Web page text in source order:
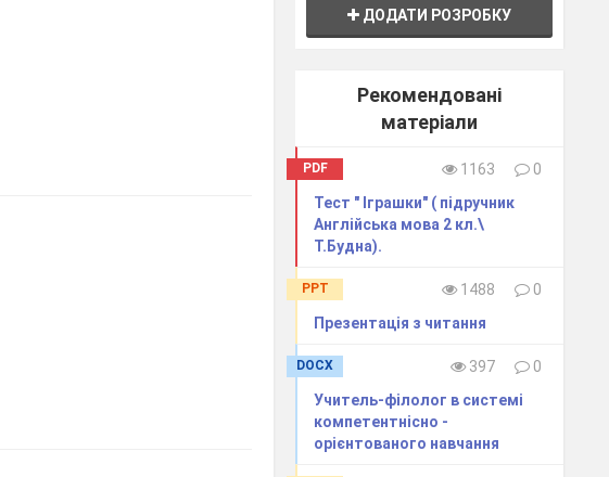
ДОДАТИ РОЗРОБКУ
Рекомендовані
матеріали
PDF 1163
0
Тест " Іграшки" ( підручник
Англійська мова 2 кл.\
Т.Будна).
PPT 1488
0
Презентація з читання
DOCX 397
0
Учитель-філолог в системі
компетентнісно -
орієнтованого навчання